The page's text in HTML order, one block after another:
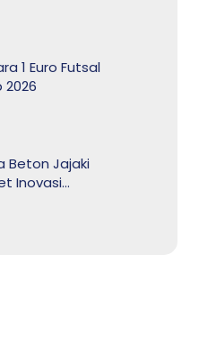
1 Euro Futsal
Beton Jajaki
Inovasi…